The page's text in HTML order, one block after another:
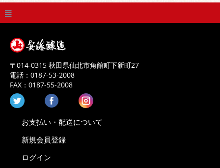
〒 014-0315 秋田県仙北市角館町下新町27
電話： 0187-53-2008
FAX： 0187-55-2008
お支払い・配送について
新規会員登録
ログイン